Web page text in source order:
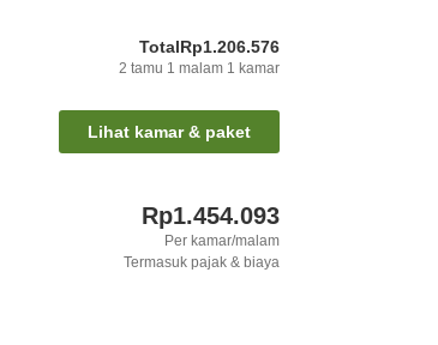
TotalRp1.206.576
2 tamu 1 malam 1 kamar
Lihat kamar & paket
Rp1.454.093
Per kamar/malam
Termasuk pajak & biaya